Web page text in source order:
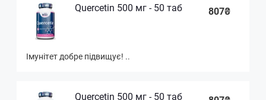
Quercetin 500 мг - 50 таб 807₴
Імунітет добре підвищує! ..
Quercetin 500 мг - 50 таб